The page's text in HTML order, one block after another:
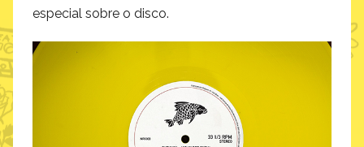
especial sobre o disco.